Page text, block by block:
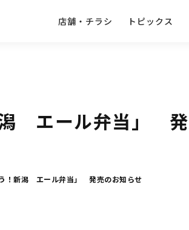
店舗・チラシ トピックス
潟 エール弁当」
う！新潟 エール弁当」 発売のお知らせ